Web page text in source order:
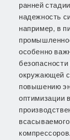
ранней
надежность
например, в
особенно
окружающей
повышению
оптимизации
компрессоров.